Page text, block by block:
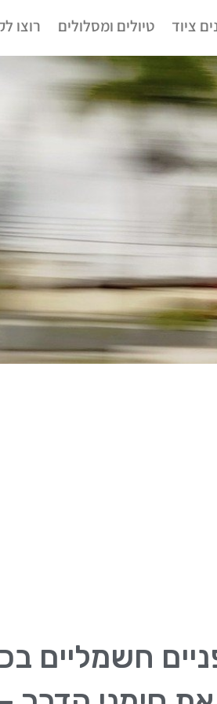
ציוד טיולים ומסלולים רוצו
חשמליים